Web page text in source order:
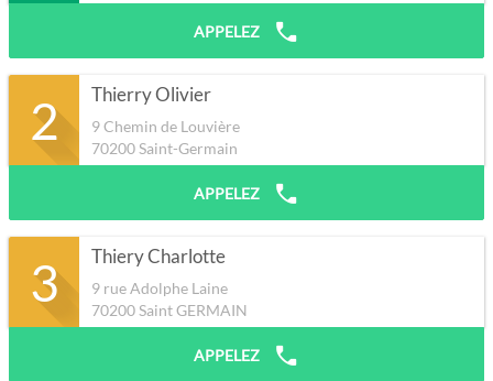
APPELEZ
2 Thierry Olivier
9 Chemin de Louvière
70200Saint-Germain
APPELEZ
3 Thiery Charlotte
9 rue Adolphe Laine
70200Saint GERMAIN
APPELEZ